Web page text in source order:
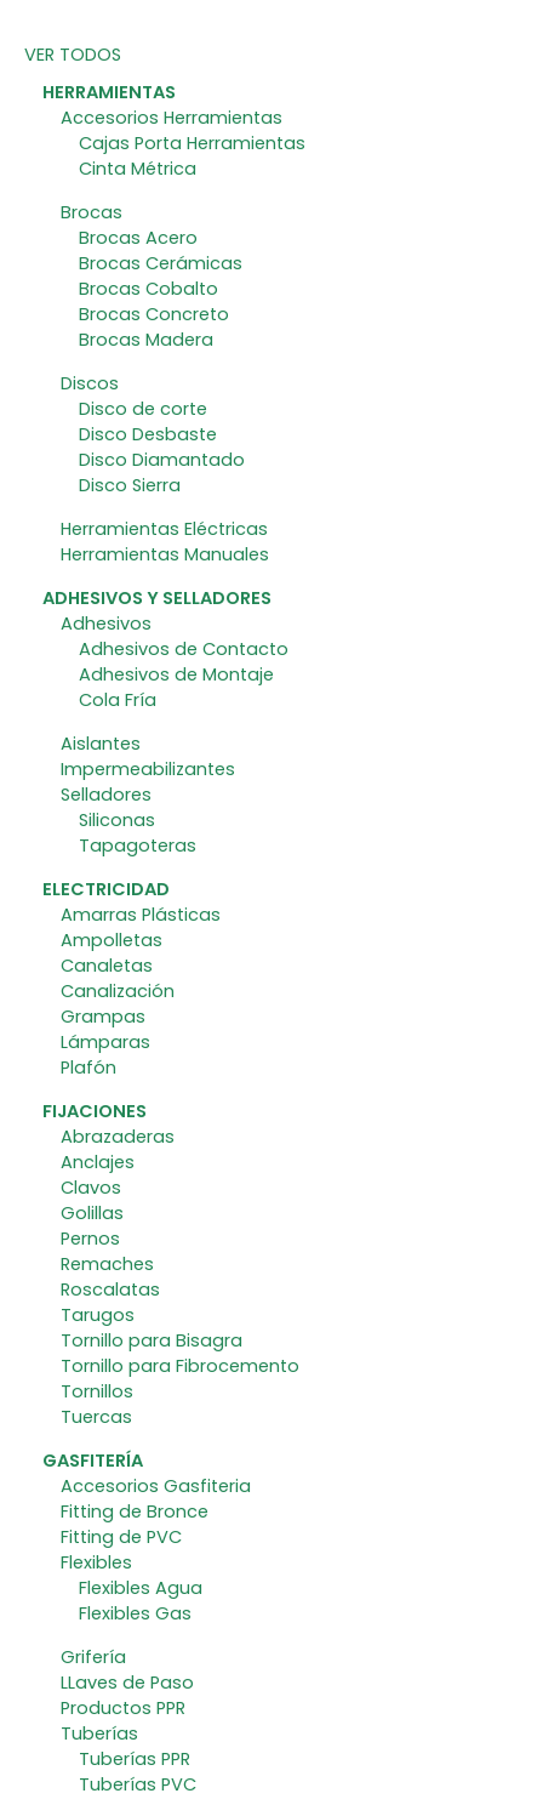
VER TODOS
HERRAMIENTAS
Accesorios Herramientas
Cajas Porta Herramientas
Cinta Métrica
Brocas
Brocas Acero
Brocas Cerámicas
Brocas Cobalto
Brocas Concreto
Brocas Madera
Discos
Disco de corte
Disco Desbaste
Disco Diamantado
Disco Sierra
Herramientas Eléctricas
Herramientas Manuales
ADHESIVOS Y SELLADORES
Adhesivos
Adhesivos de Contacto
Adhesivos de Montaje
Cola Fría
Aislantes
Impermeabilizantes
Selladores
Siliconas
Tapagoteras
ELECTRICIDAD
Amarras Plásticas
Ampolletas
Canaletas
Canalización
Grampas
Lámparas
Plafón
FIJACIONES
Abrazaderas
Anclajes
Clavos
Golillas
Pernos
Remaches
Roscalatas
Tarugos
Tornillo para Bisagra
Tornillo para Fibrocemento
Tornillos
Tuercas
GASFITERÍA
Accesorios Gasfiteria
Fitting de Bronce
Fitting de PVC
Flexibles
Flexibles Agua
Flexibles Gas
Grifería
LLaves de Paso
Productos PPR
Tuberías
Tuberías PPR
Tuberías PVC